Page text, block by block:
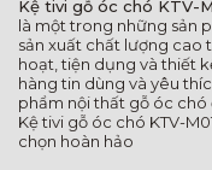
Kệ tivi gỗ óc chó KTV-
là một trong những sản
sản xuất chất lượng cao
hoạt, tiện dụng và thiết
hàng tin dùng và yêu
phẩm nội thất gỗ óc
Kệ tivi gỗ óc chó KTV-
chọn hoàn hảo